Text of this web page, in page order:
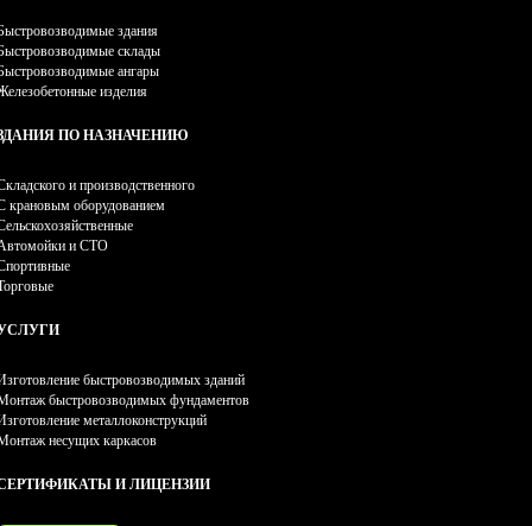
здания
склады
ангары
изделия
ПО НАЗНАЧЕНИЮ
и производственного
крановым оборудованием
и СТО
быстровозводимых зданий
быстровозводимых фундаментов
металлоконструкций
несущих каркасов
И ЛИЦЕНЗИИ